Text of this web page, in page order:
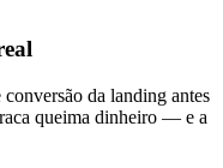
da landing antes
queima dinheiro — e a